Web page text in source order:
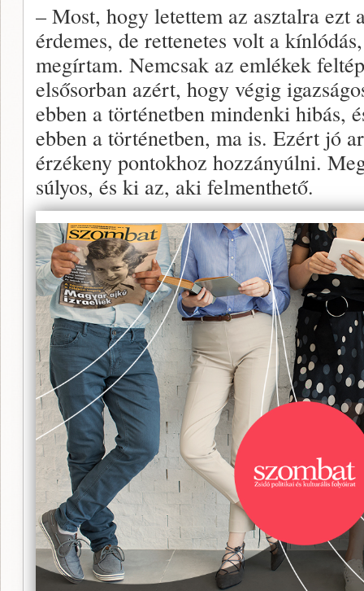
– Most, hogy letettem az asztalra ezt
érdemes, de rettenetes volt a
megírtam. Nemcsak az emlékek
elsősorban azért, hogy végig
ebben a történetben mindenki hibás,
ebben a történetben, ma is. Ezért jó
érzékeny pontokhoz hozzányúlni.
súlyos, és ki az, aki felmenthető.